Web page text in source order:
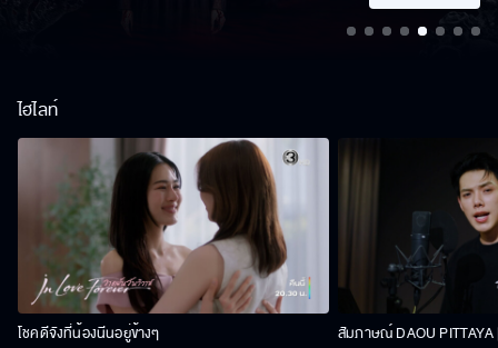
ไฮไลท์
โชคดีจังที่น้องนีนอยู่ข้างๆ สัมภาษณ์ DAOU PITTAYA